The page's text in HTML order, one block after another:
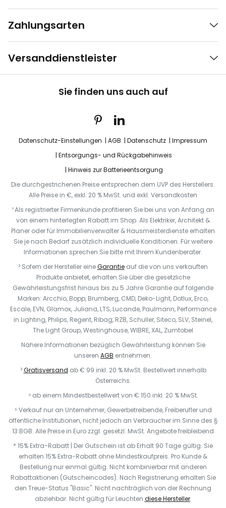
Zahlungsarten
Versanddienstleister
Sie finden uns auch auf
Datenschutz-Einstellungen AGB Datenschutz
Impressum
Entsorgungs- und Rückgabehinweis
Hinweis zur Batterieentsorgung
Die durchgestrichenen Preise entsprechen dem UVP des Herstellers.
Alle Preise in €, exkl. 20 % MwSt. und exkl. Versandkosten
¹ Als registrierter Firmenkunde profitieren Sie bei uns von Anfang an
von einem hinterlegten Rabatt im Shop. Als Elektriker, Architekt &
Planer oder für Immobilienverwalter & Hausmeisterdienste erhalten
Sie je nach Bedarf zusätzlich individuelle Konditionen. Für weitere
Informationen sprechen Sie bitte mit Ihrem Kundenberater.
² Sofern der Hersteller eineGarantieauf die von uns verkauften
Produkte anbietet, erhalten Sie über die gesetzliche
Gewährleistungsfrist hinaus bis zu 5 Jahre Garantie auf folgende
Marken: Arcchio, Bopp, Brumberg, CMD, Deko-Light, Dotlux, Erco,
Escale, EVN, Glamox, Juliana, LTS, Lucande, Paulmann, Performance
in Lighting, Philips, Regent, Ribag, RZB, Schuller, Siteco, SLV, Steinel,
The Light Group, Westinghouse, WIBRE, XAL, Zumtobel
Nähere Informationen bezüglich Gewährleistung können Sie
unseren AGB entnehmen.
³Gratisversand ab € 99 inkl. 20 % MwSt. Bestellwert innerhalb
Österreichs.
⁴ ab einem Mindestbestellwert von € 150 inkl. 20 % MwSt.
⁵ Verkauf nur an Unternehmer, Gewerbetreibende, Freiberufler und
öffentliche Institutionen, nicht jedoch an Verbraucher im Sinne des §
13 BGB. Alle Preise in Euro zzgl. gesetzl. MwSt. Angebote freibleibend
* 15% Extra-Rabatt | Der Gutschein ist ab Erhalt 90 Tage gültig. Sie
erhalten 15% Extra-Rabatt ohne Mindestkaufpreis. Pro Kunde &
Bestellung nur einmal gültig. Nicht kombinierbar mit anderen
Rabattaktionen (Gutscheincodes). Nach Registrierung erhalten Sie
den Treue-Status "Basic". Nicht nachträglich von der Rechnung
abziehbar. Nicht gültig für Leuchten diese Hersteller.